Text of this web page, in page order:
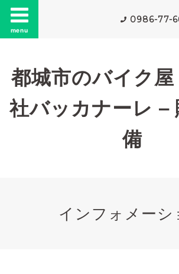
menu
0986-77-
都城市のバイク
社バッカナーレ –
備
インフォメーシ